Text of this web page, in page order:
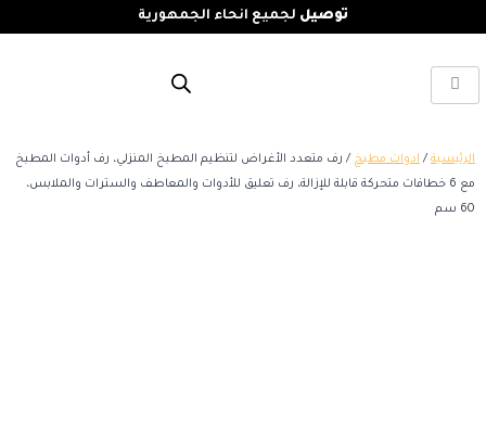
توصيل لجميع انحاء الجمهورية
الرئيسية / ادوات مطبخ / رف متعدد الأغراض لتنظيم المطبخ المنزلي، رف أدوات المطبخ
مع 6 خطافات متحركة قابلة للإزالة، رف تعليق للأدوات والمعاطف والسترات والملابس،
60 سم